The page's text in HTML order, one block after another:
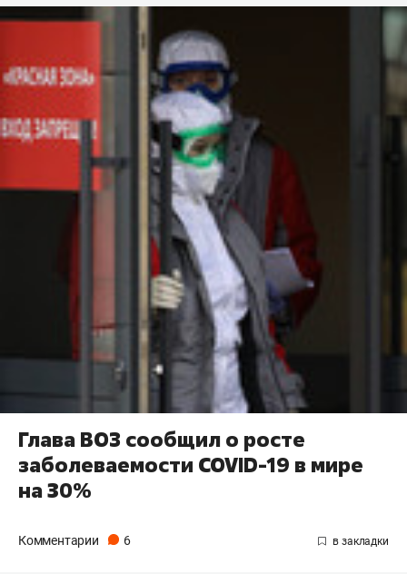
Глава ВОЗ сообщил о росте
заболеваемости COVID-19 в мире
на 30%
Комментарии 6